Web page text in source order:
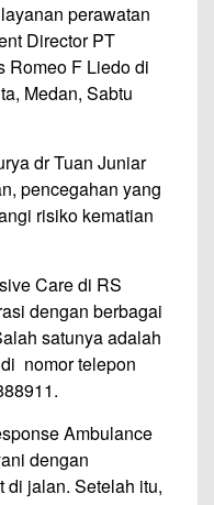
perawatan
Director PT
Romeo F Liedo di
Medan, Sabtu
dr Tuan Juniar
pencegahan yang
risiko kematian
Care di RS
dengan berbagai
satunya adalah
nomor telepon
Ambulance
dengan
di jalan. Setelah itu,